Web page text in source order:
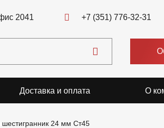
2041 +7 (351) 776-32-31
Доставка и оплата О
шестигранник 24 мм Ст45